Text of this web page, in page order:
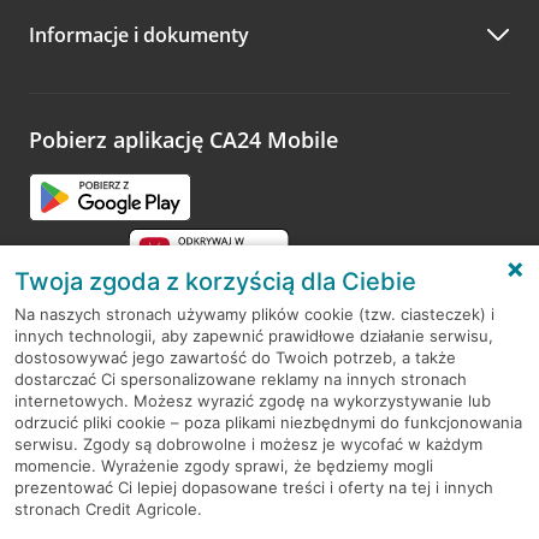
Zachęcamy do podzielenia się z nami opinią o wizycie.
opinie.
Informacje i dokumenty
Pobierz aplikację CA24 Mobile
RODO
Regulamin serwisu
Mapa serwisu
PolitykaCookies
Twoja zgoda z korzyścią dla Ciebie
Na naszych stronach używamy plików cookie (tzw. ciasteczek) i
innych technologii, aby zapewnić prawidłowe działanie serwisu,
dostosowywać jego zawartość do Twoich potrzeb, a także
dostarczać Ci spersonalizowane reklamy na innych stronach
internetowych. Możesz wyrazić zgodę na wykorzystywanie lub
odrzucić pliki cookie – poza plikami niezbędnymi do funkcjonowania
serwisu. Zgody są dobrowolne i możesz je wycofać w każdym
momencie. Wyrażenie zgody sprawi, że będziemy mogli
prezentować Ci lepiej dopasowane treści i oferty na tej i innych
stronach Credit Agricole.